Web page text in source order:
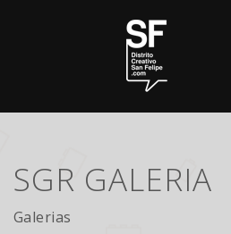
SGR GALERIA
Galerias